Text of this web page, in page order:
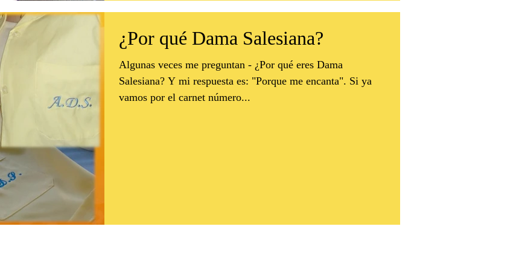
¿Por qué Dama Salesiana?
Algunas veces me preguntan - ¿Por qué eres Dama
Salesiana? Y mi respuesta es: "Porque me encanta". Si ya
vamos por el carnet número...